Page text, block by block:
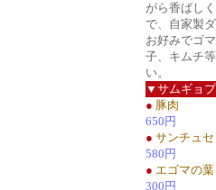
がら香ばし
で、自家製
お好みでゴ
子、キムチ
い。
▼サムギョ
● 豚肉
650円
● サンチュ
580円
● エゴマの葉
300円